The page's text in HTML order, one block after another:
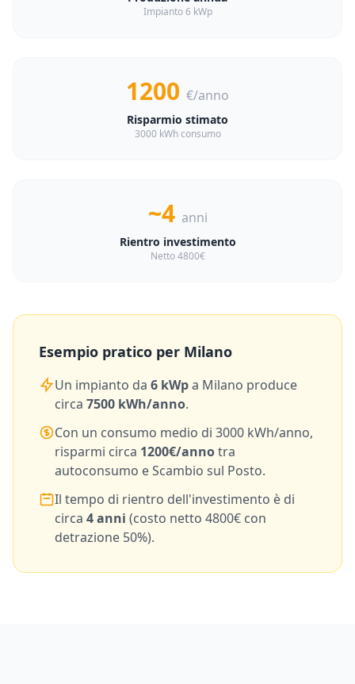
Impianto 6 kWp
1200 €/anno
Risparmio stimato
3000 kWh consumo
~4 anni
Rientro investimento
Netto 4800€
Esempio pratico per Milano
Un impianto da 6 kWpa Milano produce
circa 7500 kWh/anno.
Con un consumo medio di 3000 kWh/anno,
risparmi circa 1200€/annotra
autoconsumo e Scambio sul Posto.
Il tempo di rientro dell'investimento è di
circa 4anni (costo netto 4800€ con
detrazione 50%).